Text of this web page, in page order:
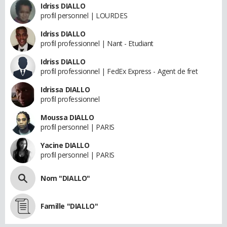
Idriss DIALLO
profil personnel | LOURDES
Idriss DIALLO
profil professionnel | Nant - Etudiant
Idriss DIALLO
profil professionnel | FedEx Express - Agent de fret
Idrissa DIALLO
profil professionnel
Moussa DIALLO
profil personnel | PARIS
Yacine DIALLO
profil personnel | PARIS
Nom "DIALLO"
Famille "DIALLO"